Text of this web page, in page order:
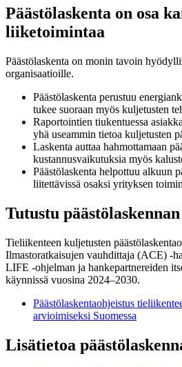
Päästölaskenta on osa
liiketoimintaa
Päästölaskenta on monin tavoin
organisaatioille.
Päästölaskenta perustuu
tukee suoraan myös kuljetusten
Raportointien tiukentuessa
yhä useammin tietoa kuljetusten
Laskenta auttaa hahmottamaan
kustannusvaikutuksia myös
Päästölaskenta helpottuu alkuun
liitettävissä osaksi yrityksen
Tutustu
Tieliikenteen kuljetusten
Ilmastoratkaisujen vauhdittaja (ACE) -
LIFE -ohjelman ja hankepartnereiden
käynnissä vuosina 2024–2030.
Päästölaskentaohjeistus
arvioimiseksi Suomessa
Lisätietoa